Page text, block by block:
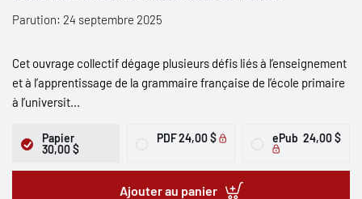
Parution: 24 septembre 2025
Cet ouvrage collectif dégage plusieurs défis liés à l’enseignement
et à l’apprentissage de la grammaire française de l’école primaire
à l’universit...
Papier
30,00 $
PDF24,00 $ ePub 24,00 $
Ajouter au panier